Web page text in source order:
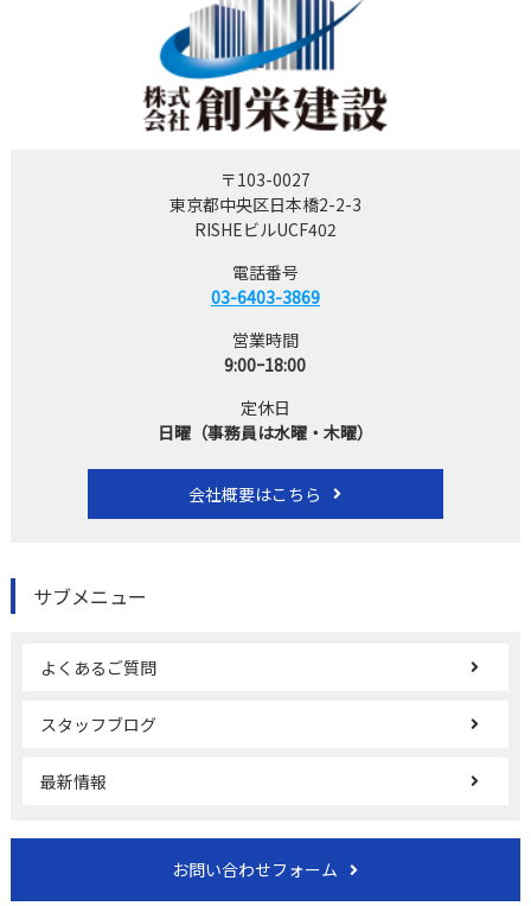
〒103-0027
東京都中央区日本橋2-2-3
RISHEビルUCF402
電話番号
03-6403-3869
営業時間
9:00ｰ18:00
定休日
日曜（事務員は水曜・木曜）
会社概要はこちら
サブメニュー
よくあるご質問
スタッフブログ
最新情報
お問い合わせフォーム